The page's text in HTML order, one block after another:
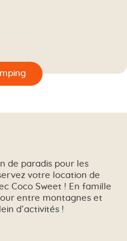
de paradis pour les
votre location de
Coco Sweet ! En famille
entre montagnes et
d’activités !